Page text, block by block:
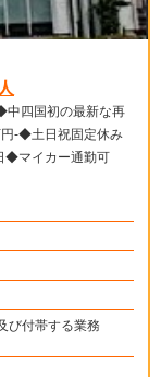
-◆土日祝固定休み
◆マイカー通勤可
び付帯する業務